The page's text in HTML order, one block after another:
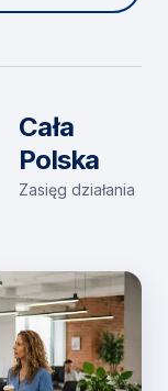
Cała
Polska
Zasięg działania